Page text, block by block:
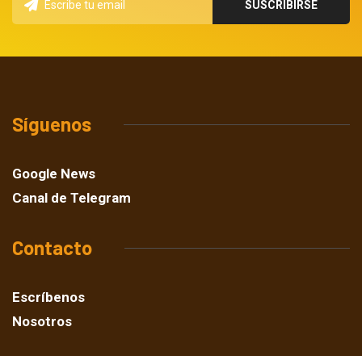
Síguenos
Google News
Canal de Telegram
Contacto
Escríbenos
Nosotros